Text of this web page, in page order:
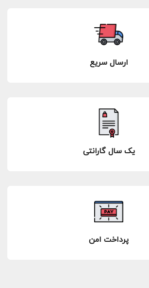
ارسال سریع
یک سال گارانتی
پرداخت امن